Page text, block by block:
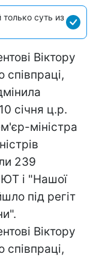
суть из
Віктору
січня ц.р.
міністра
239
і "Нашої
під регіт
Віктору